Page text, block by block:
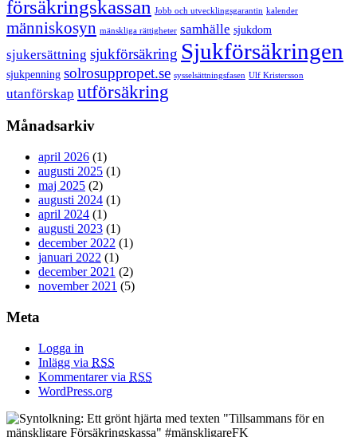
försäkringskassan Jobb och utvecklingsgarantin kalender
människosyn mänskliga rättigheter samhälle sjukdom
sjukersättning sjukförsäkring Sjukförsäkringen
sjukpenning solrosuppropet.se sysselsättningsfasen Ulf Kristersson
utanförskap utförsäkring
Månadsarkiv
april 2026 (1)
augusti 2025 (1)
maj 2025 (2)
augusti 2024 (1)
april 2024 (1)
augusti 2023 (1)
december 2022 (1)
januari 2022 (1)
december 2021 (2)
november 2021 (5)
Meta
Logga in
Inlägg via RSS
Kommentarer via RSS
WordPress.org